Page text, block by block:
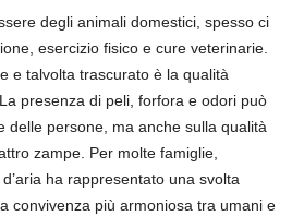
degli animali domestici, spesso ci
esercizio fisico e cure veterinarie.
e talvolta trascurato è la qualità
presenza di peli, forfora e odori può
delle persone, ma anche sulla qualità
zampe. Per molte famiglie,
ha rappresentato una svolta
convivenza più armoniosa tra umani e